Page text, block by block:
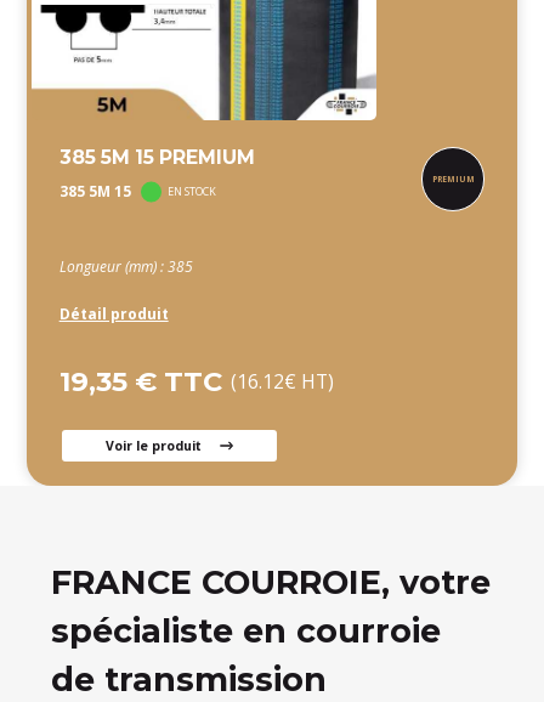
385 5M 15 PREMIUM
385 5M 15 EN STOCK
Longueur (mm) : 385
Détail produit
19,35 € TTC (16.12€ HT)
Voir le produit
FRANCE COURROIE, votre
spécialiste en courroie
de transmission